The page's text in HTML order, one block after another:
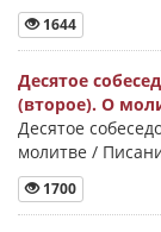
1644
Десятое
(второе). О
Десятое
молитве /
1700